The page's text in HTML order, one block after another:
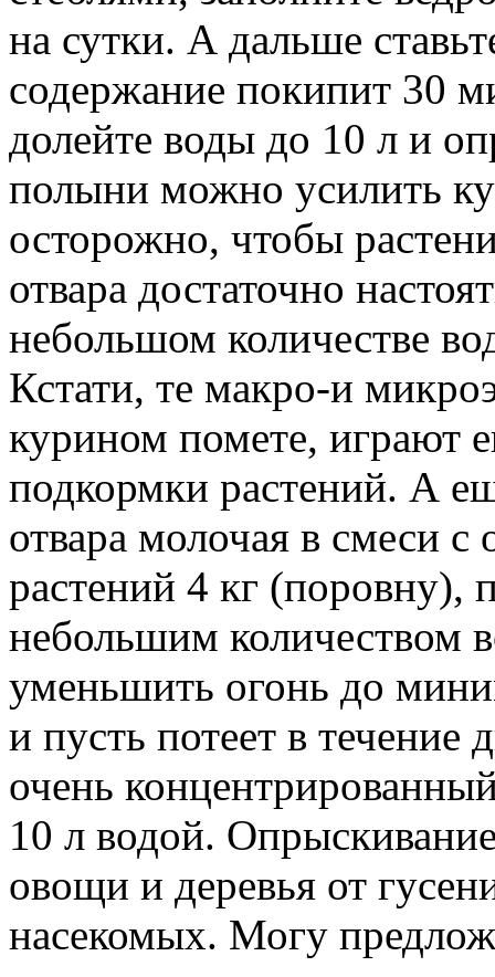
на сутки. А дальше
содержание покипит 30
долейте воды до 10 л и
полыни можно усилить
осторожно, чтобы
отвара достаточно
небольшом количестве
Кстати, те макро-и
курином помете, играют
подкормки растений. А
отвара молочая в смеси
растений 4 кг (поровну),
небольшим количеством
уменьшить огонь до
и пусть потеет в течение
очень
10 л водой.
овощи и деревья от
насекомых. Могу